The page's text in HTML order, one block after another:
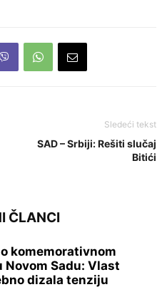
Sledeći tekst
SAD – Srbiji: Rešiti slučaj
Bitići
ČLANCI
komemorativnom
Novom Sadu: Vlast
dizala tenziju